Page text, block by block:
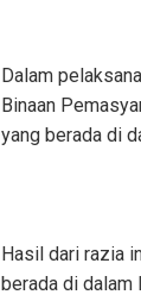
Dalam
Binaan
yang berada di
Hasil dari razia
berada di dalam